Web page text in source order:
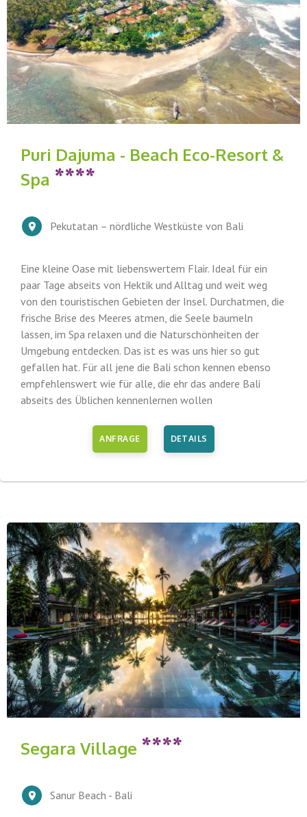
Puri Dajuma - Beach Eco-Resort &
Spa
Pekutatan – nördliche Westküste von Bali
Eine kleine Oase mit liebenswertem Flair. Ideal für ein
paar Tage abseits von Hektik und Alltag und weit weg
von den touristischen Gebieten der Insel. Durchatmen, die
frische Brise des Meeres atmen, die Seele baumeln
lassen, im Spa relaxen und die Naturschönheiten der
Umgebung entdecken. Das ist es was uns hier so gut
gefallen hat. Für all jene die Bali schon kennen ebenso
empfehlenswert wie für alle, die ehr das andere Bali
abseits des Üblichen kennenlernen wollen
ANFRAGE DETAILS
Segara Village
Sanur Beach - Bali